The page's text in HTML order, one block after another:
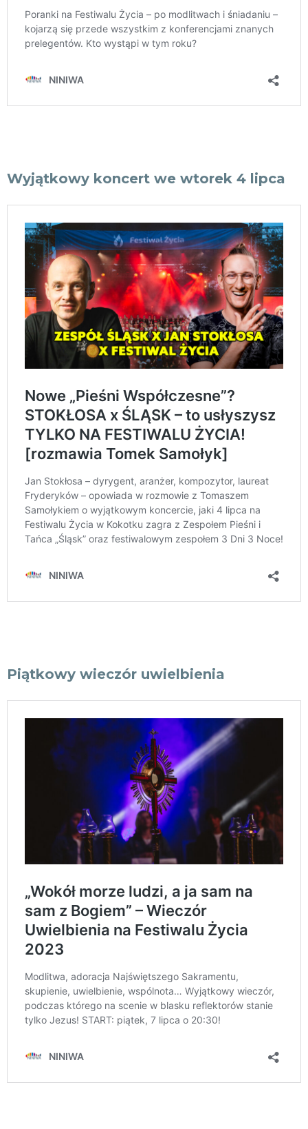
Wyjątkowy koncert we wtorek 4 lipca
Piątkowy wieczór uwielbienia